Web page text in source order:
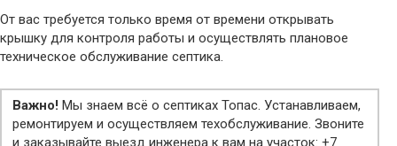
От вас требуется только время от времени открывать
крышку для контроля работы и осуществлять плановое
техническое обслуживание септика.
Важно! Мы знаем всё о септиках Топас. Устанавливаем,
ремонтируем и осуществляем техобслуживание. Звоните
и заказывайте выезд инженера к вам на участок: +7